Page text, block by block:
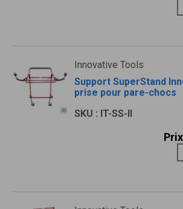
Innovative Tools
Support SuperStand
prise pour pare-chocs
SKU : IT-SS-II